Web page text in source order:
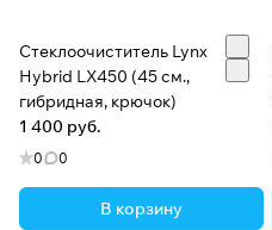
Стеклоочиститель Lynx
Hybrid LX450 (45 см.,
гибридная, крючок)
1 400 руб.
0 0
В корзину